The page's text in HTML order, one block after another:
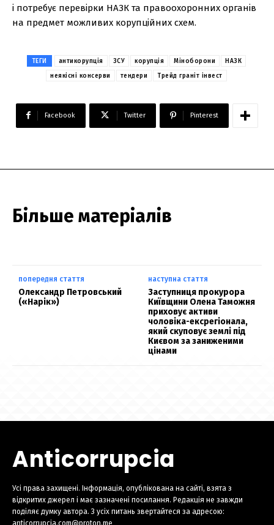
і потребує перевірки НАЗК та правоохоронних органів
на предмет можливих корупційних схем.
ТЕГИ антикорупція ЗСУ корупція Міноборони
НАЗК
неякісні консерви
тендери Трейд граніт інвест
Facebook Twitter Pinterest
Більше матеріалів
попередня стаття
Олександр Петровський
(«Нарік»)
наступна стаття
Заступниця прокурора
Київщини Олена Таможня
приховує активи
чоловіка-ексрегіонала,
який скуповує землі під
Києвом за заниженими
цінами
Anticorrupcia
Усі права захищені. Інформація, опублікована на сайті, взята з
відкритих джерел і має зазначені посилання. Редакція не завжди
поділяє думку автора. З усіх питань звертайтеся за адресою: